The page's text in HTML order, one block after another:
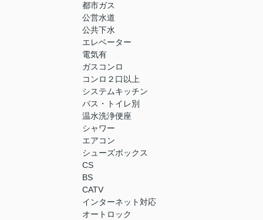
都市ガス
公営水道
公共下水
エレベーター
電気有
ガスコンロ
コンロ２口以上
システムキッチン
バス・トイレ別
温水洗浄便座
シャワー
エアコン
シューズボックス
CS
BS
CATV
インターネット対応
オートロック